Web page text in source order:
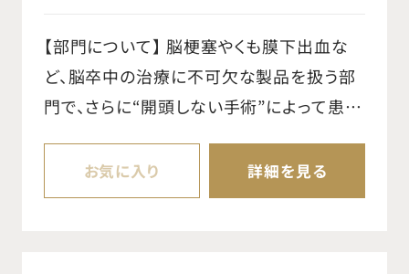
用のための医療従者とのトレーニング。 ○外
科医、医療スタッフとのダビンチ手術に関す
るMTG、手術の立会い。 【働き方】 ホームオ
【部門について】 脳梗塞やくも膜下出血な
ど、脳卒中の治療に不可欠な製品を扱う部
門で、さらに“開頭しない手術”によって患者
生活の質）をサポートしている部門です。足
の付け根からカテーテルを挿入し、血管の
お気に入り 詳細を見る